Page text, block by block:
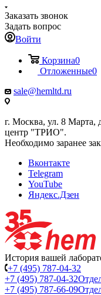
Заказать звонок
Задать вопрос
Войти
Корзина0
Отложенные0
sale@hemltd.ru
г. Москва, ул. 8 Марта,
центр "ТРИО".
Необходимо заранее
Вконтакте
Telegram
YouTube
Яндекс.Дзен
История вашей
+7 (495) 787-04-32
+7 (495) 787-04-32
+7 (495) 787-66-09